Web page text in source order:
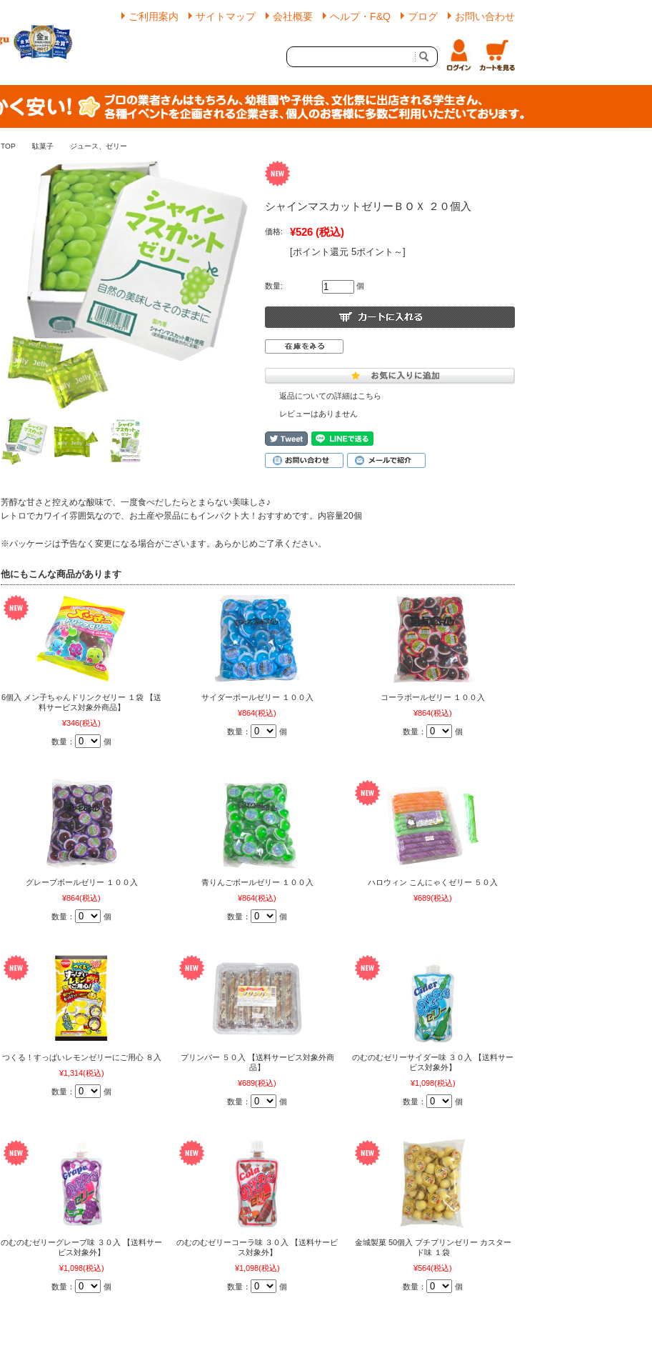
ご利用案内 サイトマップ 会社概要 ヘルプ・F&Q ブログ お問い合わせ
TOP 駄菓子 ジュース、ゼリー
シャインマスカットゼリーＢＯＸ ２０個入
価格: ¥526 (税込)
[ポイント還元 5ポイント～]
数量: 個
返品についての詳細はこちら
レビューはありません
芳醇な甘さと控えめな酸味で、一度食べだしたらとまらない美味しさ♪
レトロでカワイイ雰囲気なので、お土産や景品にもインパクト大！おすすめです。内容量20個
※パッケージは予告なく変更になる場合がございます。あらかじめご了承ください。
他にもこんな商品があります
6個入 メン子ちゃんドリンクゼリー １袋 【送
料サービス対象外商品】
¥346(税込)
数量： 個
サイダーボールゼリー １００入
¥864(税込)
数量： 個
コーラボールゼリー １００入
¥864(税込)
数量： 個
グレープボールゼリー １００入
¥864(税込)
数量： 個
青りんごボールゼリー １００入
¥864(税込)
数量： 個
ハロウィン こんにゃくゼリー ５０入
¥689(税込)
つくる！すっぱいレモンゼリーにご用心 ８入
¥1,314(税込)
数量： 個
プリンバー ５０入 【送料サービス対象外商
品】
¥689(税込)
数量： 個
のむのむゼリーサイダー味 ３０入 【送料サー
ビス対象外】
¥1,098(税込)
数量： 個
のむのむゼリーグレープ味 ３０入 【送料サー
ビス対象外】
¥1,098(税込)
数量： 個
のむのむゼリーコーラ味 ３０入 【送料サービ
ス対象外】
¥1,098(税込)
数量： 個
金城製菓 50個入 プチプリンゼリー カスター
ド味 １袋
¥564(税込)
数量： 個